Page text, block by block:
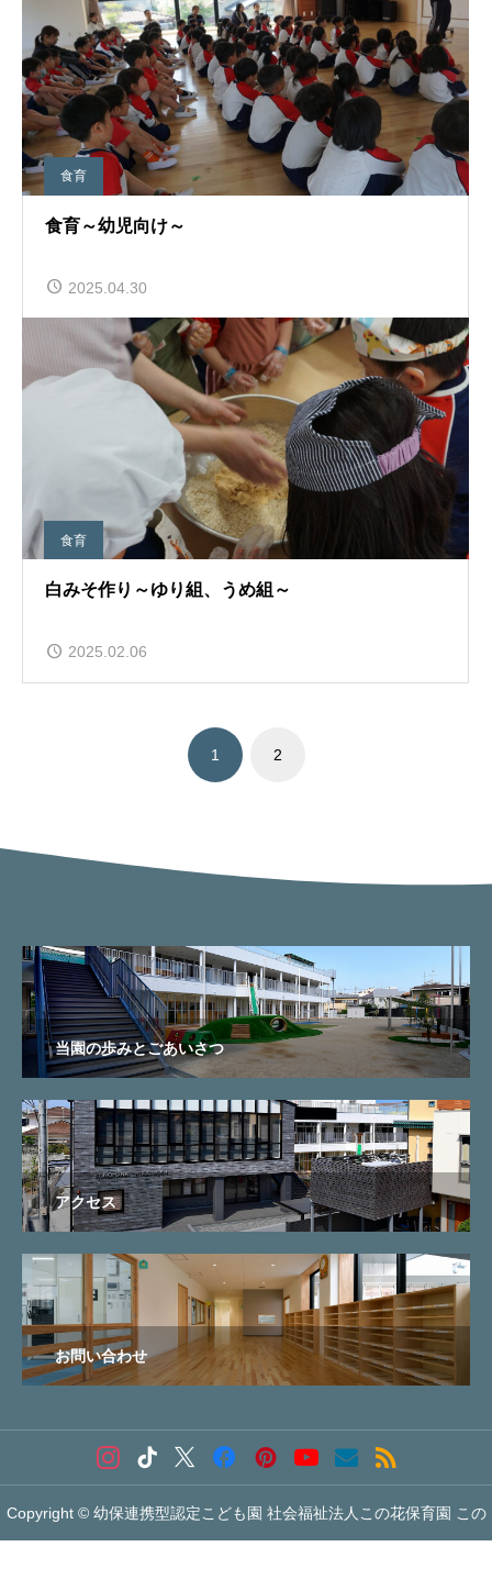
食育
食育～幼児向け～
2025.04.30
食育
白みそ作り～ゆり組、うめ組～
2025.02.06
1 2
当園の歩みとごあいさつ
アクセス
お問い合わせ
Copyright © 幼保連携型認定こども園 社会福祉法人この花保育園 この